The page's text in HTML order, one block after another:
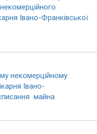
Івано-Франківської
некомерційному
Івано-
майна